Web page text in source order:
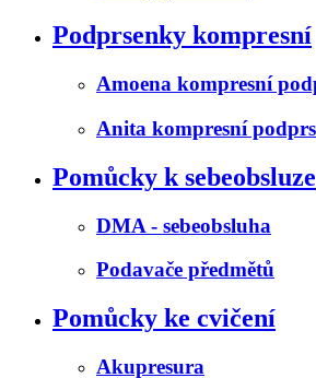
Podprsenky kompresní
Amoena kompresní
Anita kompresní
Pomůcky k sebeobsluze
DMA - sebeobsluha
Podavače předmětů
Pomůcky ke cvičení
Akupresura